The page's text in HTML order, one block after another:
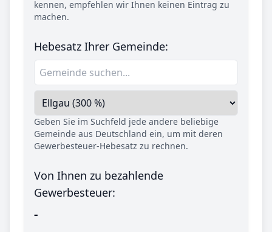
kennen, empfehlen wir Ihnen keinen Eintrag zu
machen.
Hebesatz Ihrer Gemeinde:
Geben Sie im Suchfeld jede andere beliebige
Gemeinde aus Deutschland ein, um mit deren
Gewerbesteuer-Hebesatz zu rechnen.
Von Ihnen zu bezahlende
Gewerbesteuer:
-